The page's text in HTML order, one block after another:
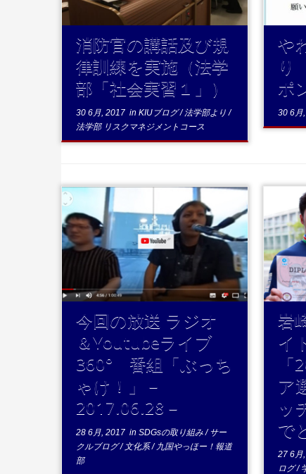
消防官の講話及び規
律訓練を実施（法学
部「社会実習１」）
30 6月, 2017 in KIUブログ/法学部より/
法学部 リスクマネジメントコース
や
り
ポ
30 6月
...続きを読む
今回の放送 ラジオ
＆Youtubeライブ
360° 番組「ぶっち
ゃけ！」－
2017.06.28－
28 6月, 2017 in SDGsの取り組み/ サー
クルブログ/ 文化系/九国やっほー！報道
部
岩
イ
ア
ッ
で
27 6月
ログ/